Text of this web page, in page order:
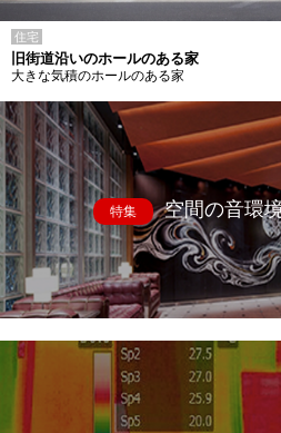
住宅
旧街道沿いのホールのある家
大きな気積のホールのある家
特集 空間の音環